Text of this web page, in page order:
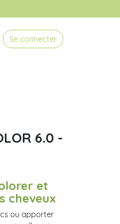
Se connecter
6.0 -
et
cheveux
ou apporter